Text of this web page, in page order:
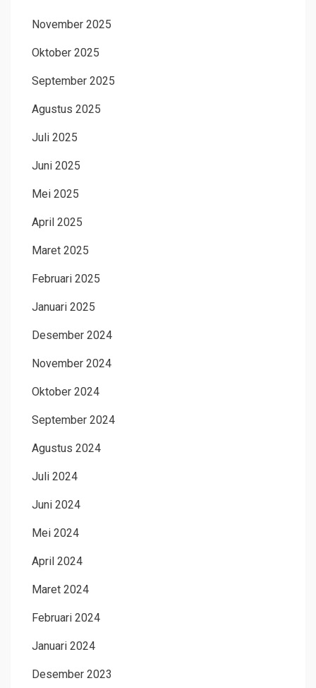
November 2025
Oktober 2025
September 2025
Agustus 2025
Juli 2025
Juni 2025
Mei 2025
April 2025
Maret 2025
Februari 2025
Januari 2025
Desember 2024
November 2024
Oktober 2024
September 2024
Agustus 2024
Juli 2024
Juni 2024
Mei 2024
April 2024
Maret 2024
Februari 2024
Januari 2024
Desember 2023